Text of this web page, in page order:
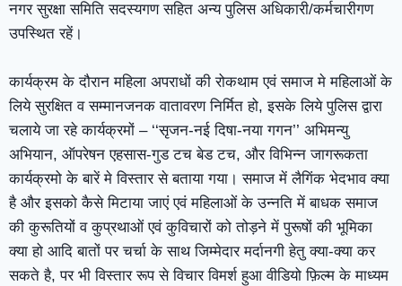
नगर सुरक्षा समिति सदस्यगण सहित अन्य पुलिस अधिकारी/कर्मचारीगण
उपस्थित रहें।
कार्यक्रम के दौरान महिला अपराधों की रोकथाम एवं समाज मे महिलाओं के
लिये सुरक्षित व सम्मानजनक वातावरण निर्मित हो, इसके लिये पुलिस द्वारा
चलाये जा रहे कार्यक्रमों – ‘‘सृजन-नई दिषा-नया गगन’’ अभिमन्यु
अभियान, ऑपरेषन एहसास-गुड टच बेड टच, और विभिन्न जागरूकता
कार्यक्रमो के बारें मे विस्तार से बताया गया। समाज में लैगिंक भेदभाव क्या
है और इसको कैसे मिटाया जाएं एवं महिलाओं के उन्नति में बाधक समाज
की कुरूतियों व कुप्रथाओं एवं कुविचारों को तोड़ने में पुरूषों की भूमिका
क्या हो आदि बातों पर चर्चा के साथ जिम्मेदार मर्दानगी हेतु क्या-क्या कर
सकते है, पर भी विस्तार रूप से विचार विमर्श हुआ वीडियो फ़िल्म के माध्यम